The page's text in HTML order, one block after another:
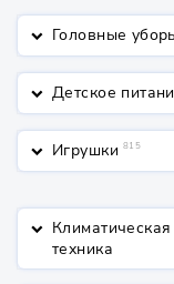
keyboard_arrow_down Головные
keyboard_arrow_down Детское
keyboard_arrow_down Игрушки 815
keyboard_arrow_down Климатическая
техника